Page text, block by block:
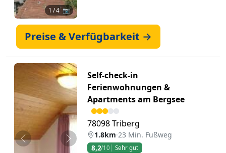
1 / 4 📷
Preise & Verfügbarkeit →
Zurück Weiter
Self-check-in
Ferienwohnungen &
Apartments am Bergsee
78098 Triberg
1.8km·23 Min. Fußweg
8,2/10 Sehr gut